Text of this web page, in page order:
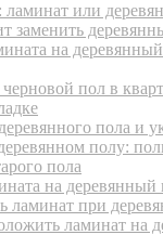
ламинат или
заменить
на
пол в
пола и
полу:
пола
на деревянный
ламинат при
ламинат на